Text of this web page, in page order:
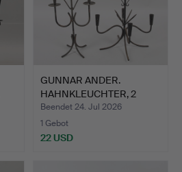
GUNNAR ANDER.
HAHNKLEUCHTER, 2
Stück, Schm…
Beendet 24. Jul 2026
1 Gebot
22 USD